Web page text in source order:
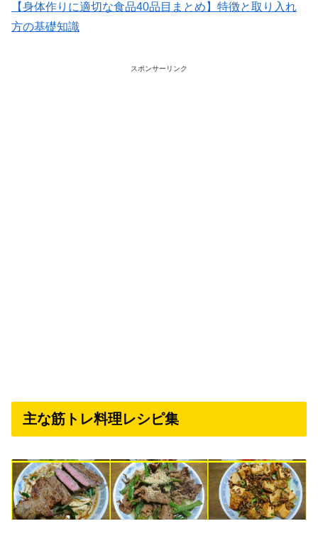
【身体作りに適切な食品40品目まとめ】特徴と取り入れ
方の基礎知識
スポンサーリンク
主な筋トレ料理レシピ集